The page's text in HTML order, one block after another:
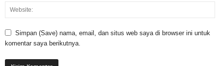
Simpan (Save) nama, email, dan situs web saya di browser ini untuk
komentar saya berikutnya.